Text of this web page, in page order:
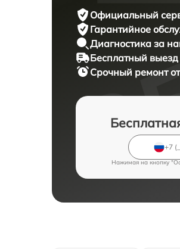
Официальный
Гарантийное
Диагностика за
Бесплатный
Срочный ремонт
Нажимая на кнопку